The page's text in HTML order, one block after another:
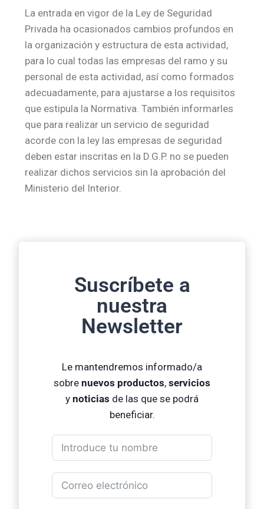
La entrada en vigor de la Ley de Seguridad
Privada ha ocasionados cambios profundos en
la organización y estructura de esta actividad,
para lo cual todas las empresas del ramo y su
personal de esta actividad, así como formados
adecuadamente, para ajustarse a los requisitos
que estipula la Normativa. También informarles
que para realizar un servicio de seguridad
acorde con la ley las empresas de seguridad
deben estar inscritas en la D.G.P. no se pueden
realizar dichos servicios sin la aprobación del
Ministerio del Interior.
Suscríbete a
nuestra
Newsletter
Le mantendremos informado/a
sobre nuevos productos, servicios
y noticias de las que se podrá
beneficiar.